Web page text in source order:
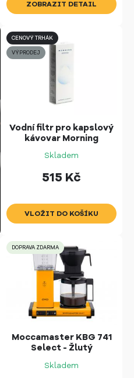
ZOBRAZIT DETAIL
CENOVÝ TRHÁK
VÝPRODEJ
Vodní filtr pro kapslový
kávovar Morning
Skladem
515 Kč
DOPRAVA ZDARMA
Moccamaster KBG 741
Select - Žlutý
Skladem